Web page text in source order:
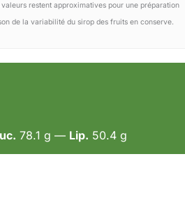
restent approximatives pour une préparation
de la variabilité du sirop des fruits en conserve.
78.1 g — Lip. 50.4 g